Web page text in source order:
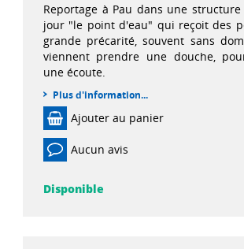
Reportage à Pau dans une
jour "le point d'eau" qui reçoit des
grande précarité, souvent sans
viennent prendre une douche,
une écoute.
Plus d'information...
Ajouter au panier
Aucun avis
Disponible